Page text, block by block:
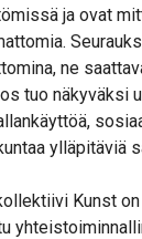
ja ovat
ne
tuo näkyväksi
ylläpitäviä
Kunst